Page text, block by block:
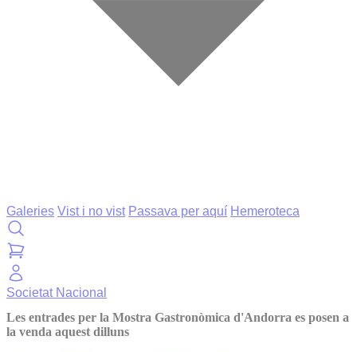
Galeries Vist i no vist Passava per aquí Hemeroteca
Societat Nacional
Les entrades per la Mostra Gastronòmica d'Andorra es posen a
la venda aquest dilluns